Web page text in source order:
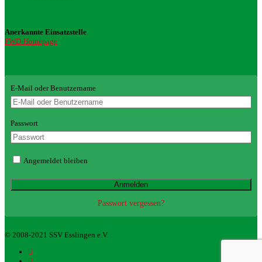
Anerkannte Einsatzstelle
FWD-Homepage
E-Mail oder Benutzername
Passwort
Angemeldet bleiben
Passwort vergessen?
© 2008-2021 SSV Esslingen e.V.